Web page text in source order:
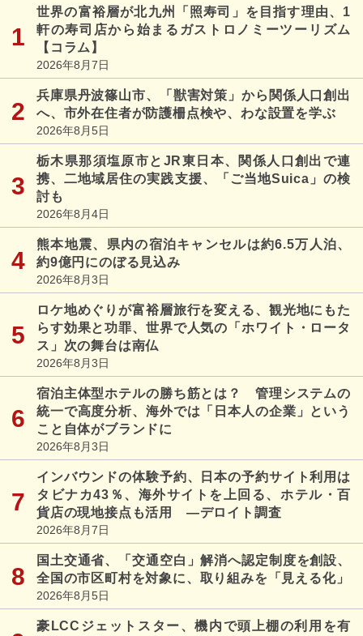
世界の富裕層が北九州「照寿司」を目指す理由、1
軒の寿司店から始まるガストロノミーツーリズム
【コラム】
2026年8月7日
兵庫県丹波篠山市、「獣害対策」から関係人口創出
へ、市外在住者が防護柵点検や、わな設置を学ぶ
2026年8月5日
栃木県那須塩原市とJR東日本、関係人口創出で連
携、二地域居住の実践支援、「ご当地Suica」の検
討も
2026年8月4日
熊本地震、県内の宿泊キャンセルは約6.5万人泊、
約9億円にのぼる見込み
2026年8月3日
ロケ地めぐりが富裕層旅行を変える、観光地にもた
らす効果と功罪、世界で人気の「ホワイト・ロータ
ス」次の舞台は南仏
2026年8月3日
宿泊主体型ホテルの勝ち筋とは？ 管理システムの
統一で高度分析、海外では「日本人の企業」という
こと自体がブランドに
2026年8月3日
インバウンドの体験予約、日本の予約サイト利用は
タビナカ43％、海外サイトを上回る、ホテル・百
貨店の現地接点も活用 ―デロイト調査
2026年8月7日
国土交通省、「交通空白」解消へ認定制度を創設、
全国の市区町村を対象に、取り組みを「見える化」
2026年8月5日
豪LCCジェットスター、機内で頭上棚の利用を有